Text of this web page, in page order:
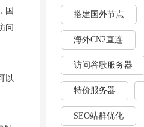
国
问
以
搭建国外节点
海外CN2直连
访问谷歌服务器
特价服务器
SEO站群优化